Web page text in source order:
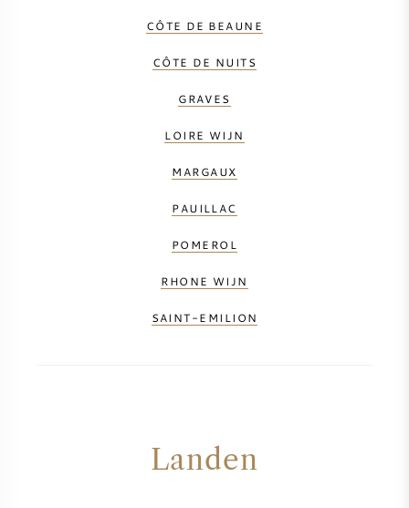
CÔTE DE BEAUNE
CÔTE DE NUITS
GRAVES
LOIRE WIJN
MARGAUX
PAUILLAC
POMEROL
RHONE WIJN
SAINT-EMILION
Landen